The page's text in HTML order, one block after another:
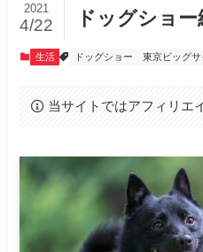
ドッグショ
2021
4/22
生活 ドッグショー 東京ビッグサ
当サイトではアフィリエ